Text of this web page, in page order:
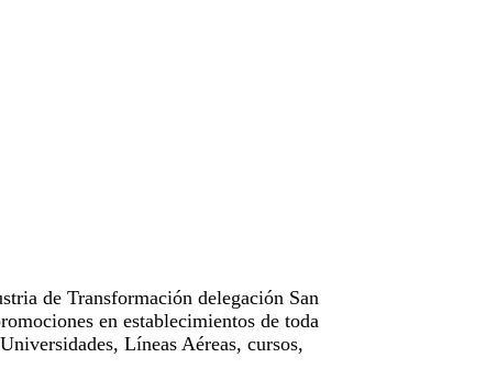
de Transformación delegación San
en establecimientos de toda
Líneas Aéreas, cursos,